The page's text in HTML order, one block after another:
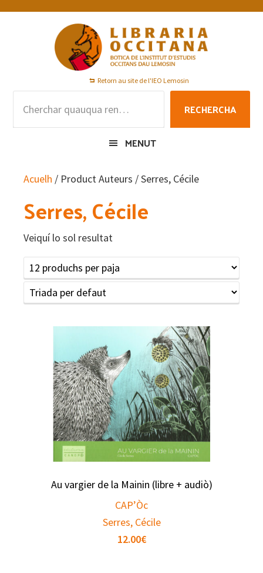
Skip
Skip
Skip
Retorn au site de l'IEO Lemosin
RECHERCHA
MENUT
Acuelh / Product Auteurs / Serres, Cécile
Serres, Cécile
Veiquí lo sol resultat
Au vargier de la Mainin (libre + audiò)
CAP’Òc
Serres, Cécile
12.00€